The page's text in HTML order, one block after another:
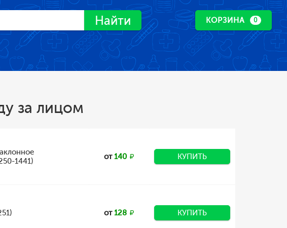
Найти КОРЗИНА 0
за лицом
1441)
от140 КУПИТЬ
от128 КУПИТЬ